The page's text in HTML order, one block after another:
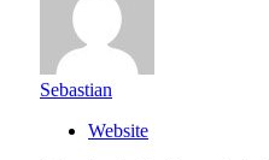
Sebastian
Website